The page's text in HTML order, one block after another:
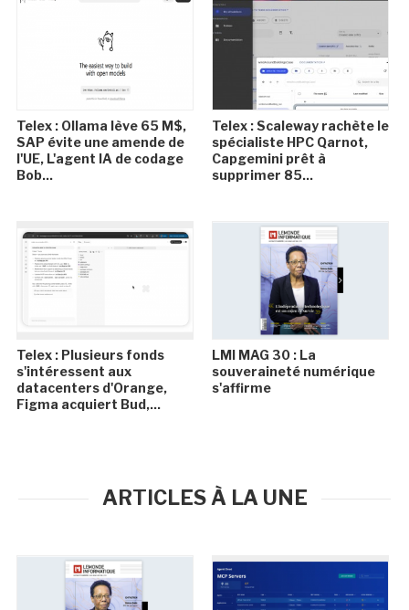
Telex : Ollama lève 65 M$,
SAP évite une amende de
l'UE, L'agent IA de codage
Bob...
Telex : Scaleway rachète le
spécialiste HPC Qarnot,
Capgemini prêt à
supprimer 85...
Telex : Plusieurs fonds
s'intéressent aux
datacenters d'Orange,
Figma acquiert Bud,...
LMI MAG 30 : La
souveraineté numérique
s'affirme
ARTICLES À LA UNE